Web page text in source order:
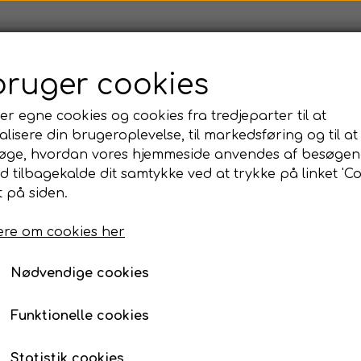
i dans og udtryk
udtryk
🏫Dans og
Labans BESS (KERF) ✍️ Artikler og Blog
Evigdans
i dans
og æstetiske tricks (stjerneskuddet)
og æstetiske tricks
og tekster til koreografiske virkemidler og
cookies
egne cookies og cookies fra tredjeparter til at
din brugeroplevelse, til markedsføring og til at
hvordan vores hjemmeside anvendes af
tilbagekalde dit samtykke ved at trykke på linket
på siden.
om cookies her
Nødvendige cookies
Funktionelle cookies